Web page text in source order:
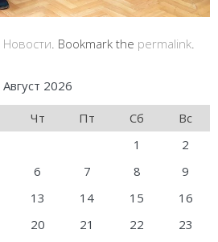
Новости. Bookmark the permalink.
Август 2026
Чт Пт Сб
Вс
1
2
6 7 8
9
13 14 15
16
20 21 22
23